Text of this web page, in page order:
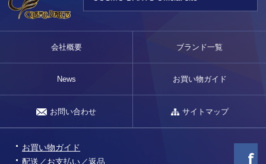
会社概要 ブランド一覧
News お買い物ガイド
お問い合わせ サイトマップ
お買い物ガイド
配送／お支払い／返品